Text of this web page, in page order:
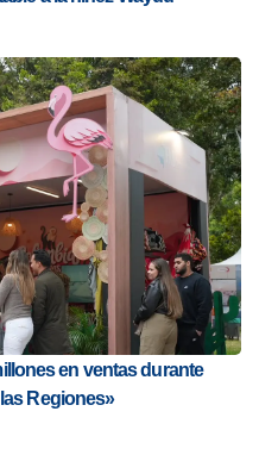
en ventas durante
Regiones»